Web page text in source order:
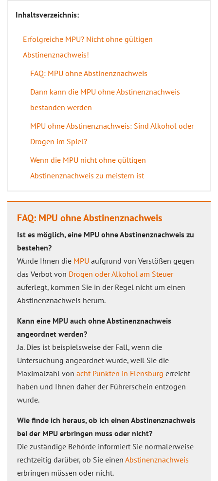
Inhaltsverzeichnis:
Erfolgreiche MPU? Nicht ohne gültigen
Abstinenznachweis!
FAQ: MPU ohne Abstinenznachweis
Dann kann die MPU ohne Abstinenznachweis
bestanden werden
MPU ohne Abstinenznachweis: Sind Alkohol oder
Drogen im Spiel?
Wenn die MPU nicht ohne gültigen
Abstinenznachweis zu meistern ist
FAQ: MPU ohne Abstinenznachweis
Ist es möglich, eine MPU ohne Abstinenznachweis zu
bestehen?
Wurde Ihnen die MPU aufgrund von Verstößen gegen
das Verbot von Drogen oder Alkohol am Steuer
auferlegt, kommen Sie in der Regel nicht um einen
Abstinenznachweis herum.
Kann eine MPU auch ohne Abstinenznachweis
angeordnet werden?
Ja. Dies ist beispielsweise der Fall, wenn die
Untersuchung angeordnet wurde, weil Sie die
Maximalzahl von acht Punkten in Flensburg erreicht
haben und Ihnen daher der Führerschein entzogen
wurde.
Wie finde ich heraus, ob ich einen Abstinenznachweis
bei der MPU erbringen muss oder nicht?
Die zuständige Behörde informiert Sie normalerweise
rechtzeitig darüber, ob Sie einen Abstinenznachweis
erbringen müssen oder nicht.